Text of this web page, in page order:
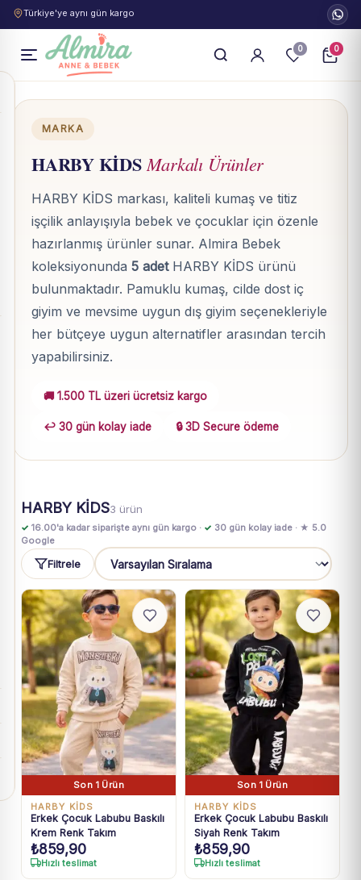
Türkiye'ye aynı gün kargo
0 0
MARKA
HARBY KİDSMarkalı Ürünler
HARBY KİDS markası, kaliteli kumaş ve titiz
işçilik anlayışıyla bebek ve çocuklar için özenle
hazırlanmış ürünler sunar. Almira Bebek
koleksiyonunda 5 adetHARBY KİDS ürünü
bulunmaktadır. Pamuklu kumaş, cilde dost iç
giyim ve mevsime uygun dış giyim seçenekleriyle
her bütçeye uygun alternatifler arasından tercih
yapabilirsiniz.
🚚 1.500 TL üzeri ücretsiz kargo
↩️ 30 gün kolay iade 🔒 3D Secure ödeme
HARBY KİDS3 ürün
✓ 16.00'a kadar siparişte aynı gün kargo · ✓ 30 gün kolay iade · ★ 5.0
Google
Filtrele
Sıralama
Son 1 Ürün
HARBY KİDS
Erkek Çocuk Labubu Baskılı
Krem Renk Takım
₺859,90
Hızlı teslimat
Son 1 Ürün
HARBY KİDS
Erkek Çocuk Labubu Baskılı
Siyah Renk Takım
₺859,90
Hızlı teslimat